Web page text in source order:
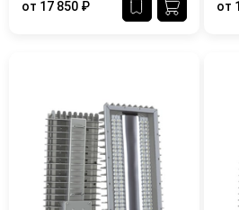
от 17 850 ₽ от